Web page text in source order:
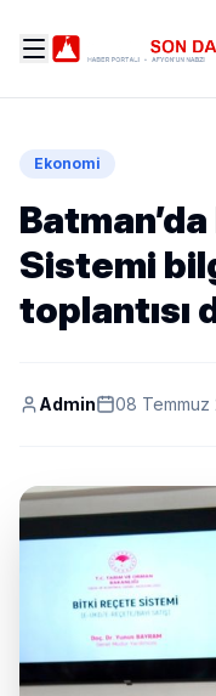
Ekonomi
Sistemi
toplantısı
Admin 08 Temmuz